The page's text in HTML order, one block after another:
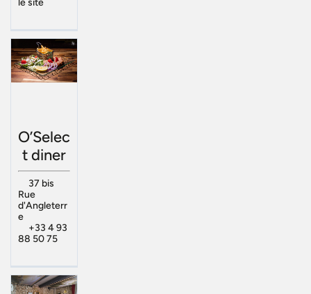
O’Selec
t diner
37 bis
Rue
d'Angleterr
e
+33 4 93
88 50 75